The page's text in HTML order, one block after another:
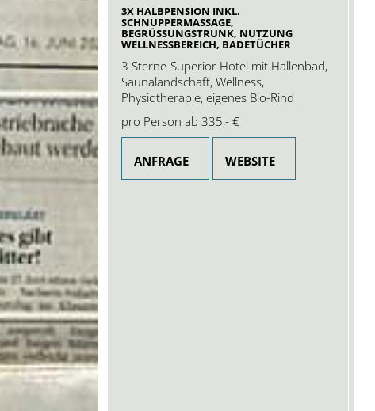
3X HALBPENSION INKL.
SCHNUPPERMASSAGE,
BEGRÜSSUNGSTRUNK, NUTZUNG W
ELLNESSBEREICH, BADETÜCHER
3 Sterne-Superior Hotel mit Hallenbad,
Saunalandschaft, Wellness,
Physiotherapie, eigenes Bio-Rind
pro Person ab 335,- €
ANFRAGE WEBSITE